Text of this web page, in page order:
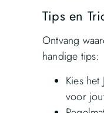
Tips en
Ontvang
handige tips:
Kies
voor